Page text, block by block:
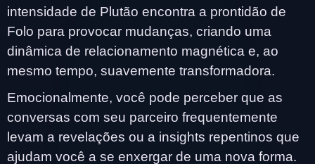
intensidade de Plutão encontra a prontidão de
Folo para provocar mudanças, criando uma
dinâmica de relacionamento magnética e, ao
mesmo tempo, suavemente transformadora.
Emocionalmente, você pode perceber que as
conversas com seu parceiro frequentemente
levam a revelações ou a insights repentinos que
ajudam você a se enxergar de uma nova forma.